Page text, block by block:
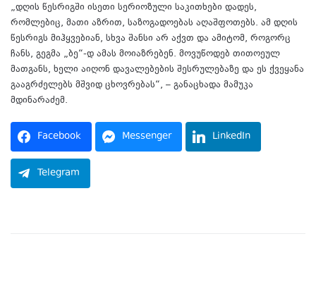
„დღის წესრიგში ისეთი სერიოზული საკითხები დადეს,
რომლებიც, მათი აზრით, საზოგადოებას აღაშფოთებს. ამ დღის
წესრიგს მიჰყვებიან, სხვა შანსი არ აქვთ და ამიტომ, როგორც
ჩანს, გეგმა „ბე“-დ ამას მოიაზრებენ. მოვუწოდებ თითოეულ
მათგანს, ხელი აიღონ დავალებების შესრულებაზე და ეს ქვეყანა
გააგრძელებს მშვიდ ცხოვრებას“, – განაცხადა მამუკა
მდინარაძემ.
Facebook Messenger LinkedIn
Telegram